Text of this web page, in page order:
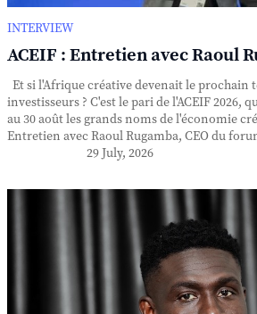
INTERVIEW
ACEIF : Entretien avec Raoul
Et si l'Afrique créative devenait le prochain
investisseurs ? C'est le pari de l'ACEIF 2026,
au 30 août les grands noms de l'économie
Entretien avec Raoul Rugamba, CEO du
29 July, 2026